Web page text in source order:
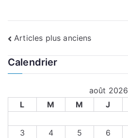
Navigation
des
articles
Articles plus anciens
Calendrier
août 2026
L
M M J
3
4 5 6